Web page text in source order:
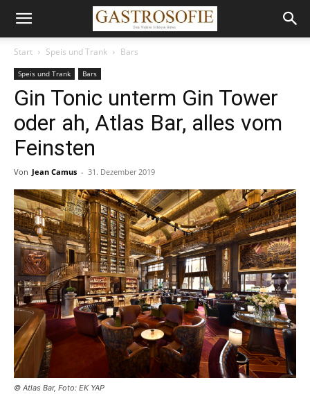
Start Speis und Trank Bars
Speis und Trank Bars
Gin Tonic unterm Gin Tower
oder ah, Atlas Bar, alles vom
Feinsten
Von Jean Camus - 31. Dezember 2019
© Atlas Bar, Foto: EK YAP